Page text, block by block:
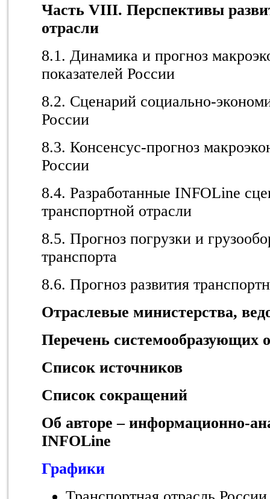
Часть VIII. Перспективы
отрасли
8.1. Динамика и прогноз
показателей России
8.2. Сценарий социально-
России
8.3. Консенсус-прогноз
России
8.4. Разработанные INFOLine
транспортной отрасли
8.5. Прогноз погрузки и
транспорта
8.6. Прогноз развития
Отраслевые министерства,
Перечень системообразующих
Список источников
Список сокращений
Об авторе – информационно-
INFOLine
Графики